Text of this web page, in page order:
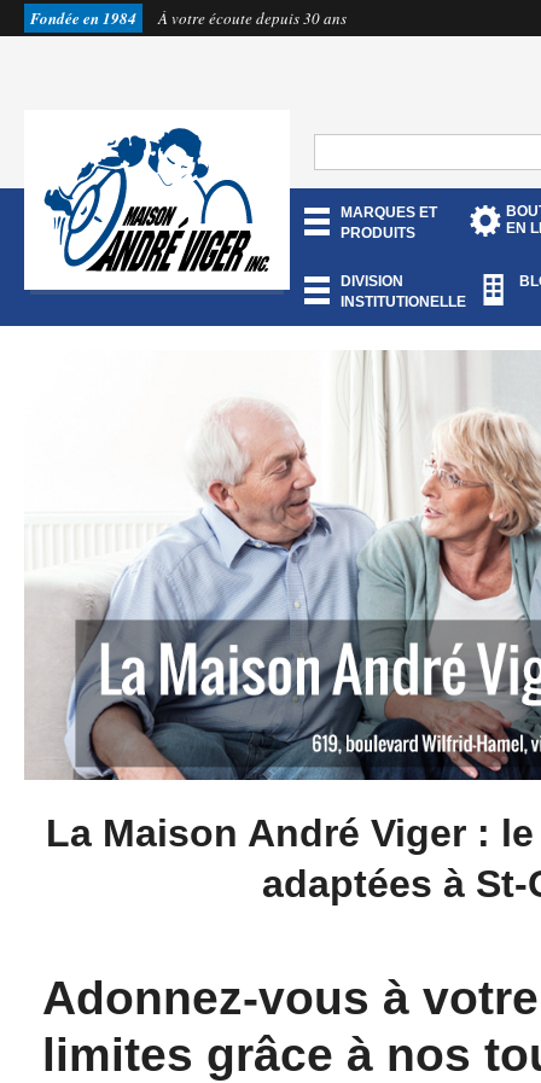
Fondée en 1984 À votre écoute depuis 30 ans
MARQUES ET
PRODUITS
EN
DIVISION
INSTITUTIONELLE
La Maison André Viger :
adaptées à
Adonnez-vous à
limites grâce à nos